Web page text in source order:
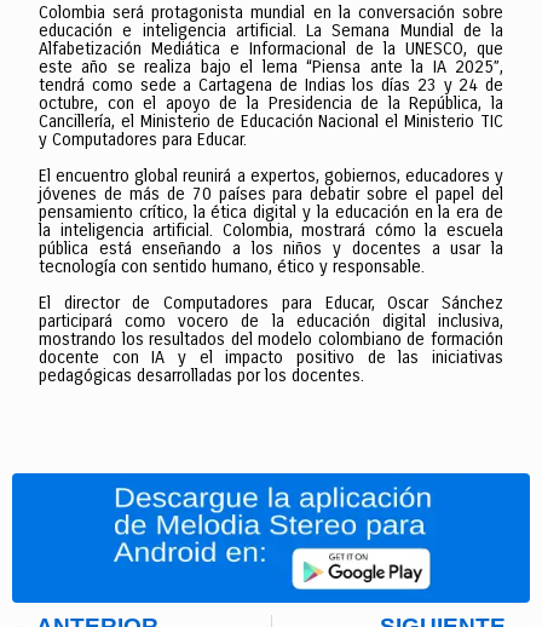
Colombia será protagonista mundial en la conversación sobre
educación e inteligencia artificial. La Semana Mundial de la
Alfabetización Mediática e Informacional de la UNESCO, que
este año se realiza bajo el lema “Piensa ante la IA 2025”,
tendrá como sede a Cartagena de Indias los días 23 y 24 de
octubre, con el apoyo de la Presidencia de la República, la
Cancillería, el Ministerio de Educación Nacional el Ministerio TIC
y Computadores para Educar.
El encuentro global reunirá a expertos, gobiernos, educadores y
jóvenes de más de 70 países para debatir sobre el papel del
pensamiento crítico, la ética digital y la educación en la era de
la inteligencia artificial. Colombia, mostrará cómo la escuela
pública está enseñando a los niños y docentes a usar la
tecnología con sentido humano, ético y responsable.
El director de Computadores para Educar, Oscar Sánchez
participará como vocero de la educación digital inclusiva,
mostrando los resultados del modelo colombiano de formación
docente con IA y el impacto positivo de las iniciativas
pedagógicas desarrolladas por los docentes.